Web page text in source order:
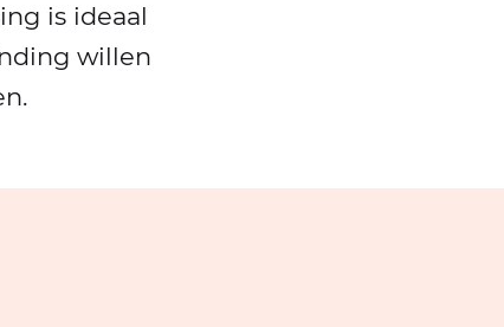
is ideaal
willen